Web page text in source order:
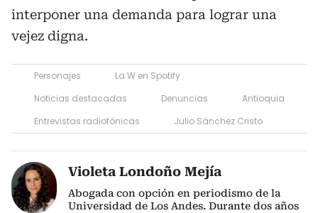
interponer una demanda para lograr una
vejez digna.
Personajes
La W en Spotify
Noticias destacadas
Denuncias
Antioquia
Entrevistas radiofónicas
Julio Sánchez Cristo
Violeta Londoño Mejía
Abogada con opción en periodismo de la
Universidad de Los Andes. Durante dos años